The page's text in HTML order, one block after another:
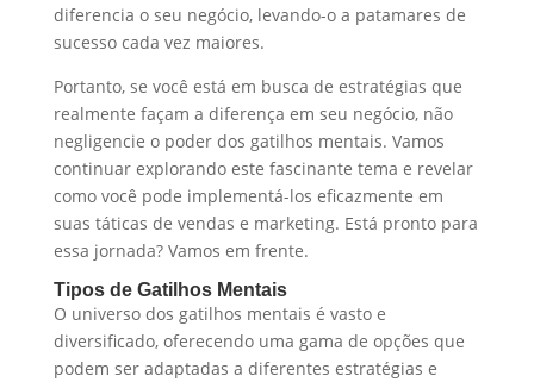
diferencia o seu negócio, levando-o a patamares de
sucesso cada vez maiores.
Portanto, se você está em busca de estratégias que
realmente façam a diferença em seu negócio, não
negligencie o poder dos gatilhos mentais. Vamos
continuar explorando este fascinante tema e revelar
como você pode implementá-los eficazmente em
suas táticas de vendas e marketing. Está pronto para
essa jornada? Vamos em frente.
Tipos de Gatilhos Mentais
O universo dos gatilhos mentais é vasto e
diversificado, oferecendo uma gama de opções que
podem ser adaptadas a diferentes estratégias e